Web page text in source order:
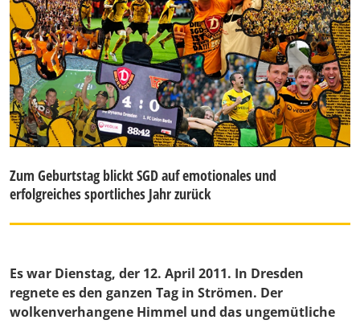
Zum Geburtstag blickt SGD auf emotionales und
erfolgreiches sportliches Jahr zurück
Es war Dienstag, der 12. April 2011. In Dresden
regnete es den ganzen Tag in Strömen. Der
wolkenverhangene Himmel und das ungemütliche